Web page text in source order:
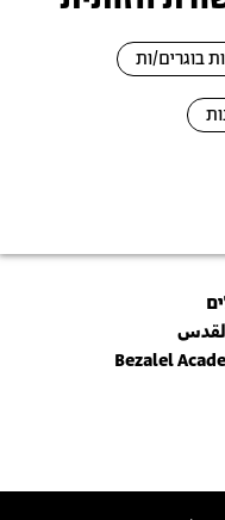
בוגרים/ות
Bezalel